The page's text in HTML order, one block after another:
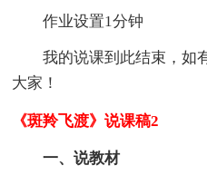
作业设置1分钟
我的说课到此结束，如
大家！
《斑羚飞渡》说课稿2
一、说教材